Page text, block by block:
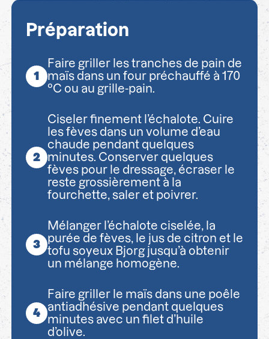
Préparation
Faire griller les tranches de pain de
maïs dans un four préchauffé à 170
°C ou au grille-pain.
Ciseler finement l’échalote. Cuire
les fèves dans un volume d’eau
chaude pendant quelques
minutes. Conserver quelques
fèves pour le dressage, écraser le
reste grossièrement à la
fourchette, saler et poivrer.
Mélanger l’échalote ciselée, la
purée de fèves, le jus de citron et le
tofu soyeux Bjorg jusqu’à obtenir
un mélange homogène.
Faire griller le maïs dans une poêle
antiadhésive pendant quelques
minutes avec un filet d’huile
d’olive.